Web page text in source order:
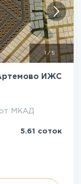
1 /5
ИЖС
МКАД
5.61 соток